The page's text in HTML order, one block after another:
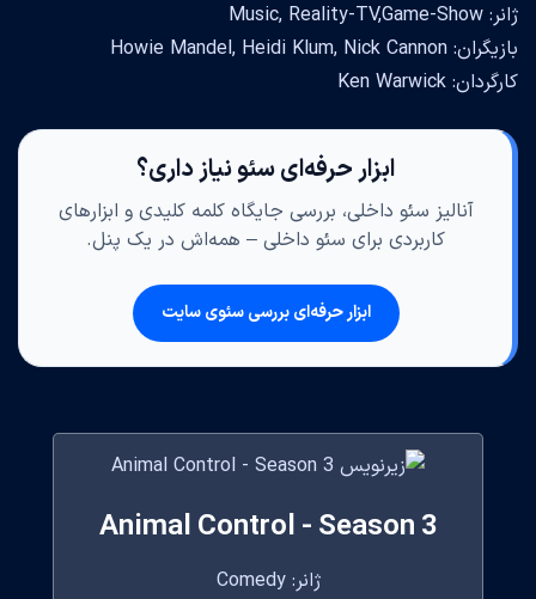
ژانر: Music, Reality-TV,Game-Show
بازیگران: Howie Mandel, Heidi Klum, Nick Cannon
کارگردان: Ken Warwick
ابزار حرفه‌ای سئو نیاز داری؟
آنالیز سئو داخلی، بررسی جایگاه کلمه کلیدی و ابزارهای
کاربردی برای سئو داخلی – همه‌اش در یک پنل.
ابزار حرفه‌ای بررسی سئوی سایت
Animal Control - Season 3
ژانر: Comedy